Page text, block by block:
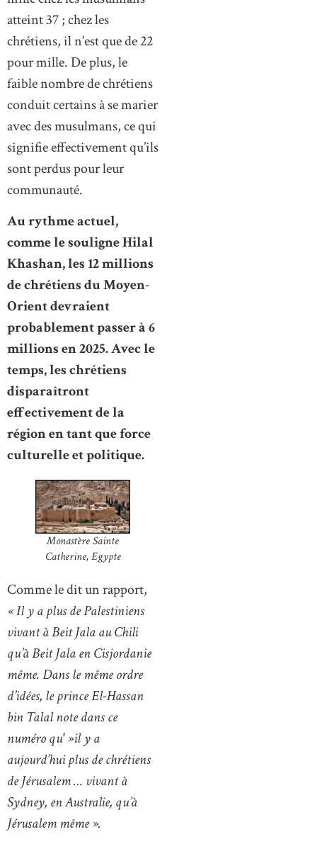
atteint 37 ; chez les
chrétiens, il n’est que de 22
pour mille. De plus, le
faible nombre de chrétiens
conduit certains à se marier
avec des musulmans, ce qui
signifie effectivement qu’ils
sont perdus pour leur
communauté.
Au rythme actuel,
comme le souligne Hilal
Khashan, les 12 millions
de chrétiens du Moyen-
Orient devraient
probablement passer à 6
millions en 2025. Avec le
temps, les chrétiens
disparaîtront
effectivement de la
région en tant que force
culturelle et politique.
Monastère Sainte
Catherine, Egypte
Comme le dit un rapport,
« Il y a plus de Palestiniens
vivant à Beit Jala au Chili
qu’à Beit Jala en Cisjordanie
même. Dans le même ordre
d’idées, le prince El-Hassan
bin Talal note dans ce
numéro qu' »il y a
aujourd’hui plus de chrétiens
de Jérusalem … vivant à
Sydney, en Australie, qu’à
Jérusalem même ».